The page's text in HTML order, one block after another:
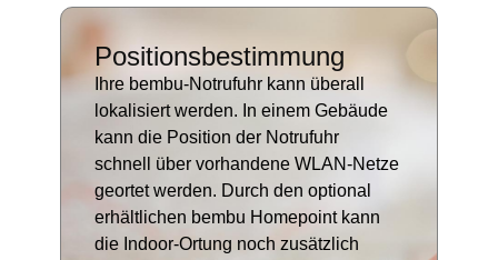
Positionsbestimmung
Ihre bembu-Notrufuhr kann überall
lokalisiert werden. In einem Gebäude
kann die Position der Notrufuhr
schnell über vorhandene WLAN-Netze
geortet werden. Durch den optional
erhältlichen bembu Homepoint kann
die Indoor-Ortung noch zusätzlich